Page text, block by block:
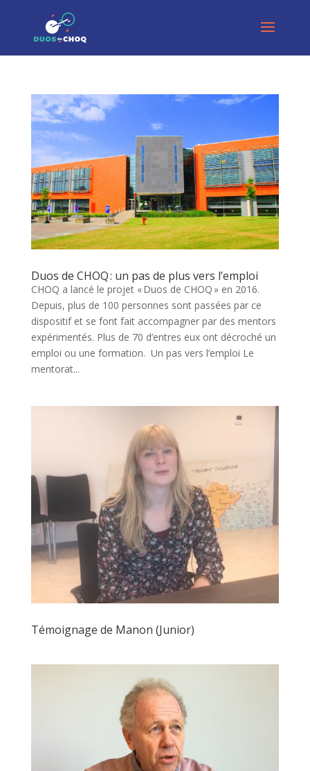
Duos de CHOQ : un pas de plus vers l’emploi
CHOQ a lancé le projet « Duos de CHOQ » en 2016.
Depuis, plus de 100 personnes sont passées par ce
dispositif et se font fait accompagner par des mentors
expérimentés. Plus de 70 d’entres eux ont décroché un
emploi ou une formation. Un pas vers l’emploi Le
mentorat...
Témoignage de Manon (Junior)